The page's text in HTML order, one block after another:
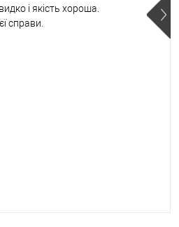
і якість хороша.
справи.